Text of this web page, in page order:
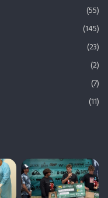
(55)
(145)
(23)
(2)
(7)
(11)